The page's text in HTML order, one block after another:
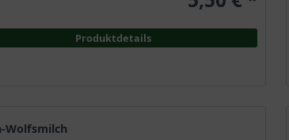
Produktdetails
Wolfsmilch